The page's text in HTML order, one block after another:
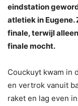
eindstation
atletiek in Eugene.
finale, terwijl
finale mocht.
Couckuyt kwam in
en vertrok vanuit
raket en lag even